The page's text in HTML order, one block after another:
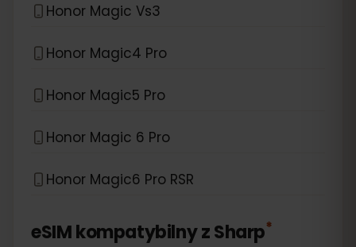
Honor Magic Vs3
Honor Magic4 Pro
Honor Magic5 Pro
Honor Magic 6 Pro
Honor Magic6 Pro RSR
eSIM kompatybilny zSharp*